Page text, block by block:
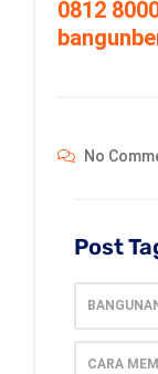
0812
No
Post
CARA